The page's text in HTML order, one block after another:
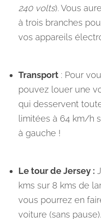
240 volts). Vous
à trois branches
vos appareils
Transport : Pour
pouvez louer une
qui desservent
limitées à 64 km/h
à gauche !
Le tour de Jersey :
kms sur 8 kms de
vous pourrez en
voiture (sans